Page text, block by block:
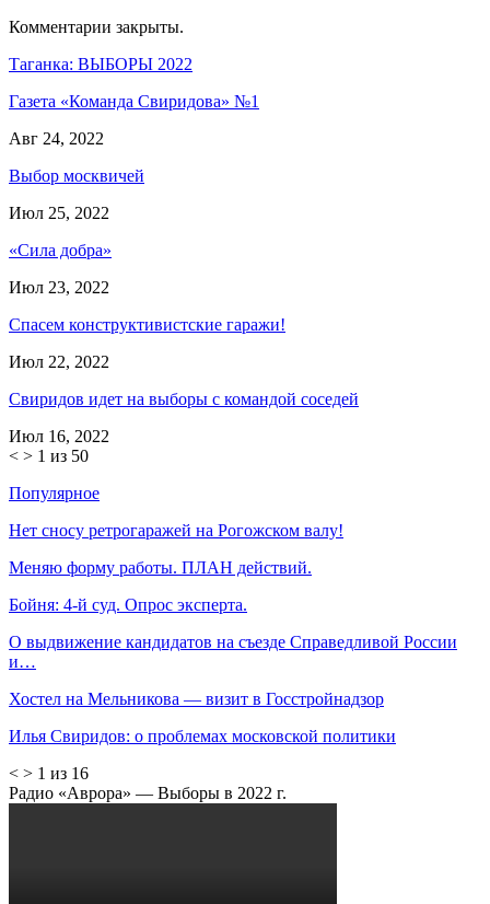
Комментарии закрыты.
Таганка: ВЫБОРЫ 2022
Газета «Команда Свиридова» №1
Авг 24, 2022
Выбор москвичей
Июл 25, 2022
«Сила добра»
Июл 23, 2022
Спасем конструктивистские гаражи!
Июл 22, 2022
Свиридов идет на выборы с командой соседей
Июл 16, 2022
< > 1 из 50
Популярное
Нет сносу ретрогаражей на Рогожском валу!
Меняю форму работы. ПЛАН действий.
Бойня: 4-й суд. Опрос эксперта.
О выдвижение кандидатов на съезде Справедливой России
и…
Хостел на Мельникова — визит в Госстройнадзор
Илья Свиридов: о проблемах московской политики
< > 1 из 16
Радио «Аврора» — Выборы в 2022 г.